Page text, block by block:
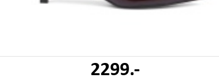
2299.-